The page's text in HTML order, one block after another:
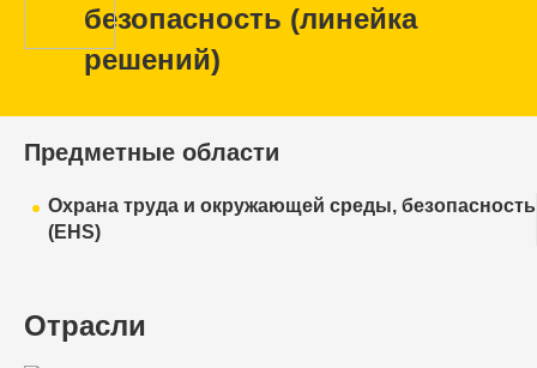
безопасность (линейка
решений)
Предметные области
Охрана труда и окружающей среды, безопасность
(EHS)
Отрасли